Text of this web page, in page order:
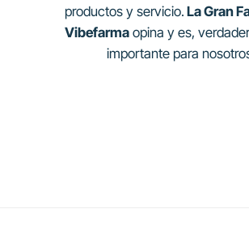
productos y servicio. La Gran
Vibefarma opina y es,
importante para